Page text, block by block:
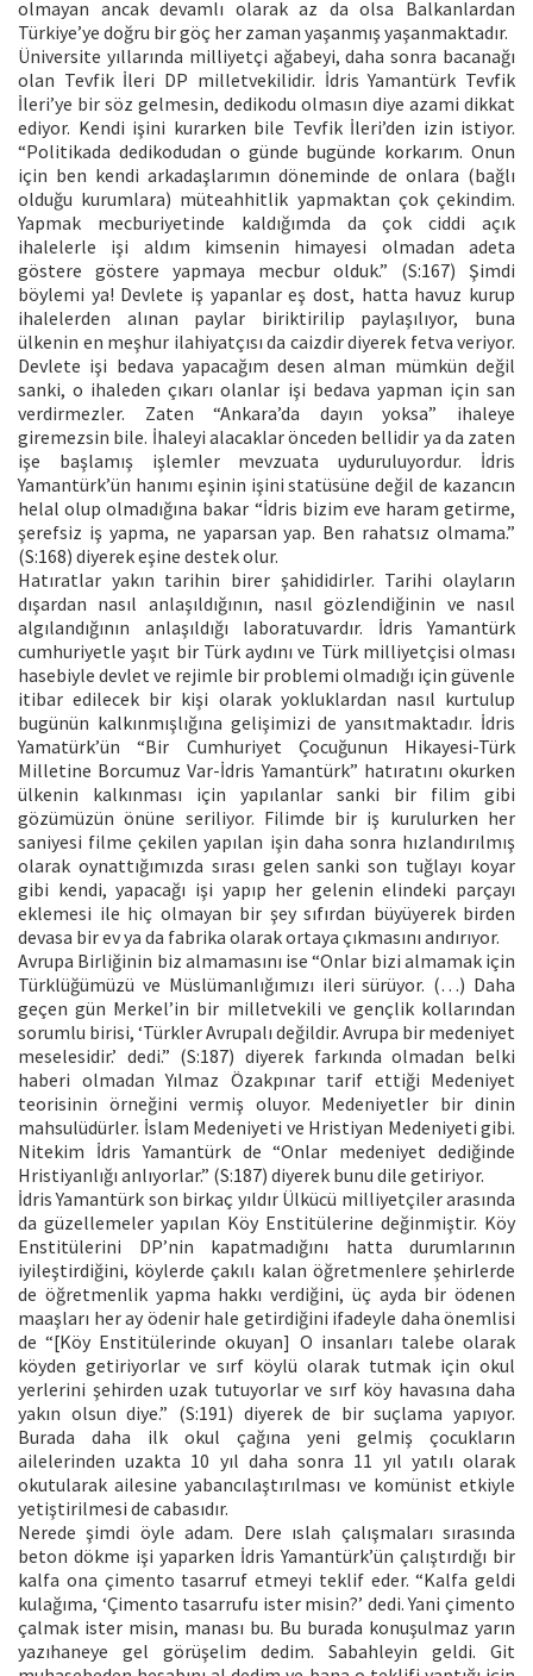
olmayan ancak devamlı olarak az da olsa Balkanlardan
Türkiye’ye doğru bir göç her zaman yaşanmış yaşanmaktadır.
Üniversite yıllarında milliyetçi ağabeyi, daha sonra bacanağı
olan Tevfik İleri DP milletvekilidir. İdris Yamantürk Tevfik
İleri’ye bir söz gelmesin, dedikodu olmasın diye azami dikkat
ediyor. Kendi işini kurarken bile Tevfik İleri’den izin istiyor.
“Politikada dedikodudan o günde bugünde korkarım. Onun
için ben kendi arkadaşlarımın döneminde de onlara (bağlı
olduğu kurumlara) müteahhitlik yapmaktan çok çekindim.
Yapmak mecburiyetinde kaldığımda da çok ciddi açık
ihalelerle işi aldım kimsenin himayesi olmadan adeta
göstere göstere yapmaya mecbur olduk.” (S:167) Şimdi
böylemi ya! Devlete iş yapanlar eş dost, hatta havuz kurup
ihalelerden alınan paylar biriktirilip paylaşılıyor, buna
ülkenin en meşhur ilahiyatçısı da caizdir diyerek fetva veriyor.
Devlete işi bedava yapacağım desen alman mümkün değil
sanki, o ihaleden çıkarı olanlar işi bedava yapman için san
verdirmezler. Zaten “Ankara’da dayın yoksa” ihaleye
giremezsin bile. İhaleyi alacaklar önceden bellidir ya da zaten
işe başlamış işlemler mevzuata uyduruluyordur. İdris
Yamantürk’ün hanımı eşinin işini statüsüne değil de kazancın
helal olup olmadığına bakar “İdris bizim eve haram getirme,
şerefsiz iş yapma, ne yaparsan yap. Ben rahatsız olmama.”
(S:168) diyerek eşine destek olur.
Hatıratlar yakın tarihin birer şahididirler. Tarihi olayların
dışardan nasıl anlaşıldığının, nasıl gözlendiğinin ve nasıl
algılandığının anlaşıldığı laboratuvardır. İdris Yamantürk
cumhuriyetle yaşıt bir Türk aydını ve Türk milliyetçisi olması
hasebiyle devlet ve rejimle bir problemi olmadığı için güvenle
itibar edilecek bir kişi olarak yokluklardan nasıl kurtulup
bugünün kalkınmışlığına gelişimizi de yansıtmaktadır. İdris
Yamatürk’ün “Bir Cumhuriyet Çocuğunun Hikayesi-Türk
Milletine Borcumuz Var-İdris Yamantürk” hatıratını okurken
ülkenin kalkınması için yapılanlar sanki bir filim gibi
gözümüzün önüne seriliyor. Filimde bir iş kurulurken her
saniyesi filme çekilen yapılan işin daha sonra hızlandırılmış
olarak oynattığımızda sırası gelen sanki son tuğlayı koyar
gibi kendi, yapacağı işi yapıp her gelenin elindeki parçayı
eklemesi ile hiç olmayan bir şey sıfırdan büyüyerek birden
devasa bir ev ya da fabrika olarak ortaya çıkmasını andırıyor.
Avrupa Birliğinin biz almamasını ise “Onlar bizi almamak için
Türklüğümüzü ve Müslümanlığımızı ileri sürüyor. (…) Daha
geçen gün Merkel’in bir milletvekili ve gençlik kollarından
sorumlu birisi, ‘Türkler Avrupalı değildir. Avrupa bir medeniyet
meselesidir.’ dedi.” (S:187) diyerek farkında olmadan belki
haberi olmadan Yılmaz Özakpınar tarif ettiği Medeniyet
teorisinin örneğini vermiş oluyor. Medeniyetler bir dinin
mahsulüdürler. İslam Medeniyeti ve Hristiyan Medeniyeti gibi.
Nitekim İdris Yamantürk de “Onlar medeniyet dediğinde
Hristiyanlığı anlıyorlar.” (S:187) diyerek bunu dile getiriyor.
İdris Yamantürk son birkaç yıldır Ülkücü milliyetçiler arasında
da güzellemeler yapılan Köy Enstitülerine değinmiştir. Köy
Enstitülerini DP’nin kapatmadığını hatta durumlarının
iyileştirdiğini, köylerde çakılı kalan öğretmenlere şehirlerde
de öğretmenlik yapma hakkı verdiğini, üç ayda bir ödenen
maaşları her ay ödenir hale getirdiğini ifadeyle daha önemlisi
de “[Köy Enstitülerinde okuyan] O insanları talebe olarak
köyden getiriyorlar ve sırf köylü olarak tutmak için okul
yerlerini şehirden uzak tutuyorlar ve sırf köy havasına daha
yakın olsun diye.” (S:191) diyerek de bir suçlama yapıyor.
Burada daha ilk okul çağına yeni gelmiş çocukların
ailelerinden uzakta 10 yıl daha sonra 11 yıl yatılı olarak
okutularak ailesine yabancılaştırılması ve komünist etkiyle
yetiştirilmesi de cabasıdır.
Nerede şimdi öyle adam. Dere ıslah çalışmaları sırasında
beton dökme işi yaparken İdris Yamantürk’ün çalıştırdığı bir
kalfa ona çimento tasarruf etmeyi teklif eder. “Kalfa geldi
kulağıma, ‘Çimento tasarrufu ister misin?’ dedi. Yani çimento
çalmak ister misin, manası bu. Bu burada konuşulmaz yarın
yazıhaneye gel görüşelim dedim. Sabahleyin geldi. Git